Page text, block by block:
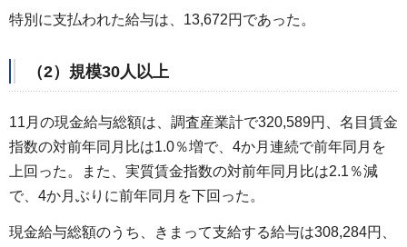
特別に支払われた給与は、13,672円であった。
（2）規模30人以上
11月の現金給与総額は、調査産業計で320,589円、名目賃金
指数の対前年同月比は1.0％増で、4か月連続で前年同月を
上回った。また、実質賃金指数の対前年同月比は2.1％減
で、4か月ぶりに前年同月を下回った。
現金給与総額のうち、きまって支給する給与は308,284円、